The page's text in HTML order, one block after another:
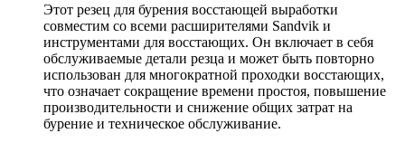
Этот резец для бурения восстающей выработки
совместим со всеми расширителями Sandvik и
инструментами для восстающих. Он включает в себя
обслуживаемые детали резца и может быть повторно
использован для многократной проходки восстающих,
что означает сокращение времени простоя, повышение
производительности и снижение общих затрат на
бурение и техническое обслуживание.